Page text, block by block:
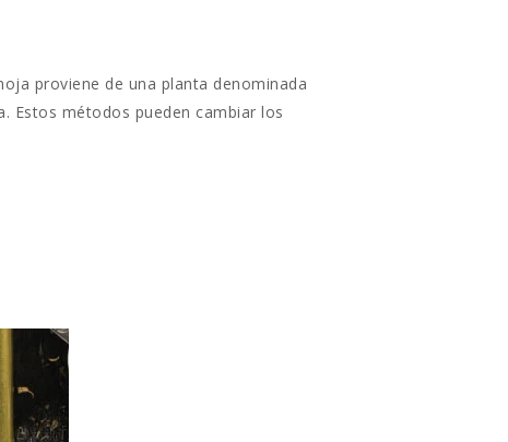
proviene de una planta denominada
Estos métodos pueden cambiar los